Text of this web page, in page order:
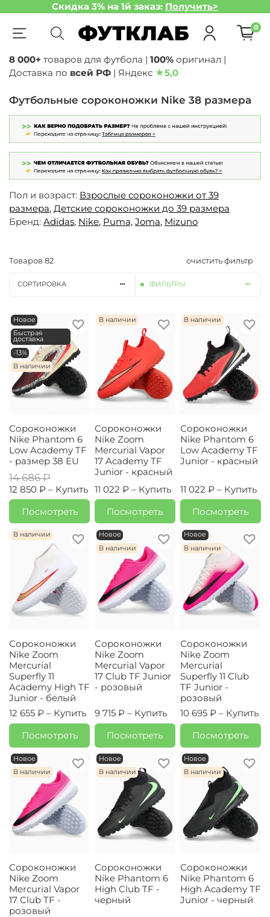
Скидка 3% на 1й заказ: Получить>
0
8 000+ товаров для футбола | 100% оригинал |
Доставка по всей РФ | Яндекс ★5,0
Футбольные сороконожки Nike 38 размера
Пол и возраст: Взрослые сороконожки от 39
размера, Детские сороконожки до 39 размера
Бренд: Adidas, Nike, Puma, Joma, Mizuno
Товаров 82 очистить фильтр
СОРТИРОВКА ФИЛЬТРЫ
Новое
Быстрая
доставка
-13%
В наличии
Сороконожки
Nike Phantom 6
Low Academy TF
- размер 38 EU
14 686 ₽
12 850 ₽ – Купить
Посмотреть
В наличии
Сороконожки
Nike Zoom
Mercurial Vapor
17 Academy TF
Junior - красный
11 022 ₽ – Купить
Посмотреть
В наличии
Сороконожки
Nike Phantom 6
Low Academy TF
Junior - красный
11 022 ₽ – Купить
Посмотреть
В наличии
Сороконожки
Nike Zoom
Mercurial
Superfly 11
Academy High TF
Junior - белый
12 655 ₽ – Купить
Посмотреть
Новое
В наличии
Сороконожки
Nike Zoom
Mercurial Vapor
17 Club TF Junior
- розовый
9 715 ₽ – Купить
Посмотреть
Новое
В наличии
Сороконожки
Nike Zoom
Mercurial
Superfly 11 Club
TF Junior -
розовый
10 695 ₽ – Купить
Посмотреть
Новое
В наличии
Сороконожки
Nike Zoom
Mercurial Vapor
17 Club TF -
розовый
Новое
В наличии
Сороконожки
Nike Phantom 6
High Club TF -
черный
Новое
В наличии
Сороконожки
Nike Phantom 6
High Academy TF
Junior - черный